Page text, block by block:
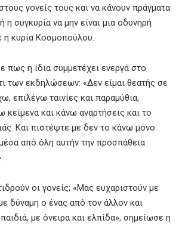
γονείς τους και να κάνουν πράγματα
η συγκυρία να μην είναι μια οδυνηρή
η κυρία Κοσμοπούλου.
πως η ίδια συμμετέχει ενεργά στο
των εκδηλώσεων: «Δεν είμαι θεατής σε
επιλέγω ταινίες και παραμύθια,
κείμενα και κάνω αναρτήσεις και το
Και πιστέψτε με δεν το κάνω μόνο
από όλη αυτήν την προσπάθεια
οι γονείς; «Μας ευχαριστούν με
δύναμη ο ένας από τον άλλον και
με όνειρα και ελπίδα», σημείωσε η